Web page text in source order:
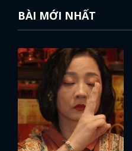
BÀI MỚI NHẤT